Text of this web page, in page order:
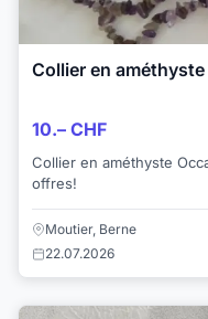
Collier en améthyste
10.– CHF
Collier en améthyste
offres!
Moutier, Berne
22.07.2026